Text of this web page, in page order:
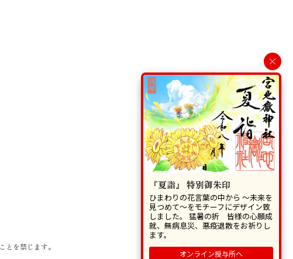
とを禁じます。
×
『夏詣』 特別御朱印
ひまわりの花言葉の中から 〜未来を
見つめて〜をモチーフにデザイン致
しました。 猛暑の折 皆様の心願成
就、無病息災、悪疫退散をお祈りし
ます。
オンライン授与所へ